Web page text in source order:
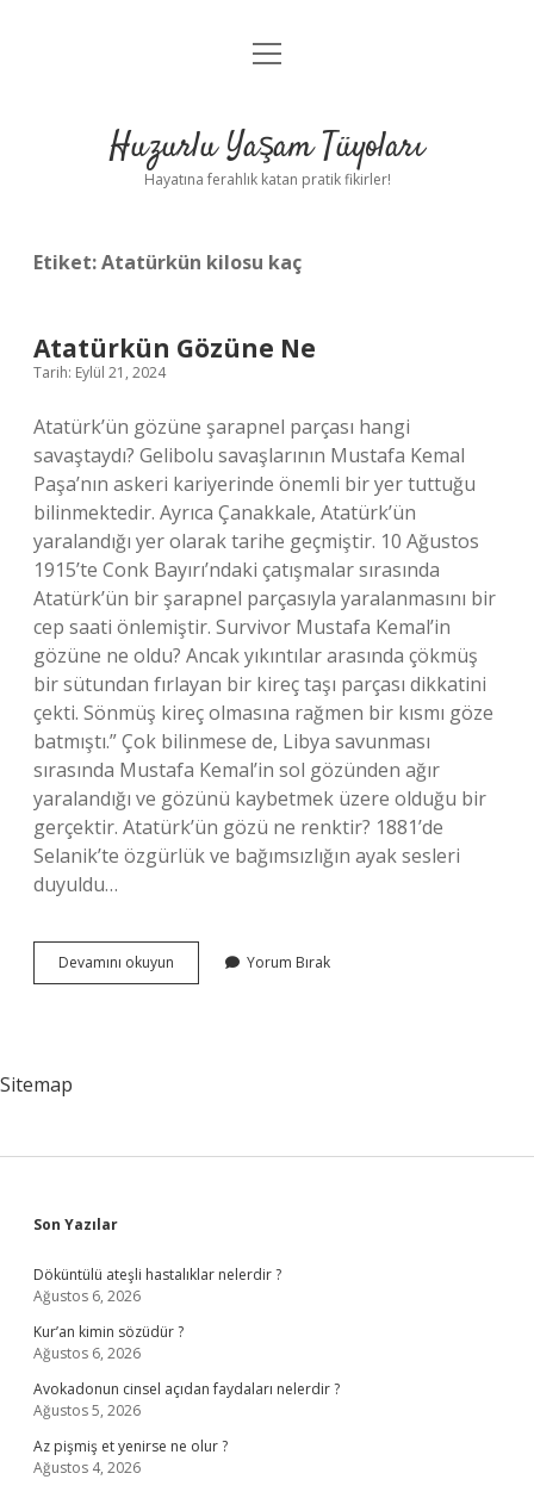
Anasayfa
Yasal Uyarı
menüyü
Huzurlu Yaşam Tüyoları
Hayatına ferahlık katan pratik fikirler!
Etiket:Atatürkün kilosu kaç
Atatürkün Gözüne Ne
Tarih: Eylül 21, 2024
Atatürk’ün gözüne şarapnel parçası hangi
savaştaydı? Gelibolu savaşlarının Mustafa Kemal
Paşa’nın askeri kariyerinde önemli bir yer tuttuğu
bilinmektedir. Ayrıca Çanakkale, Atatürk’ün
yaralandığı yer olarak tarihe geçmiştir. 10 Ağustos
1915’te Conk Bayırı’ndaki çatışmalar sırasında
Atatürk’ün bir şarapnel parçasıyla yaralanmasını bir
cep saati önlemiştir. Survivor Mustafa Kemal’in
gözüne ne oldu? Ancak yıkıntılar arasında çökmüş
bir sütundan fırlayan bir kireç taşı parçası dikkatini
çekti. Sönmüş kireç olmasına rağmen bir kısmı göze
batmıştı.” Çok bilinmese de, Libya savunması
sırasında Mustafa Kemal’in sol gözünden ağır
yaralandığı ve gözünü kaybetmek üzere olduğu bir
gerçektir. Atatürk’ün gözü ne renktir? 1881’de
Selanik’te özgürlük ve bağımsızlığın ayak sesleri
duyuldu…
Devamını okuyun Atatürkün
Gözüne
Yorum Bırak
Sitemap
Sidebar
Son Yazılar
Döküntülü ateşli hastalıklar nelerdir ?
Ağustos 6, 2026
Kur’an kimin sözüdür ?
Ağustos 6, 2026
Avokadonun cinsel açıdan faydaları nelerdir ?
Ağustos 5, 2026
Az pişmiş et yenirse ne olur ?
Ağustos 4, 2026